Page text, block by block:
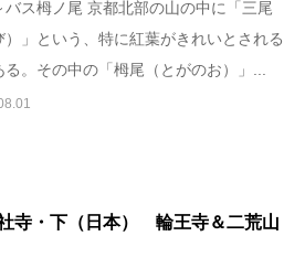
バス栂ノ尾 京都北部の山の中に「三尾
）」という、特に紅葉がきれいとされる
。その中の「栂尾（とがのお）」...
寺・下（日本） 輪王寺＆二荒山